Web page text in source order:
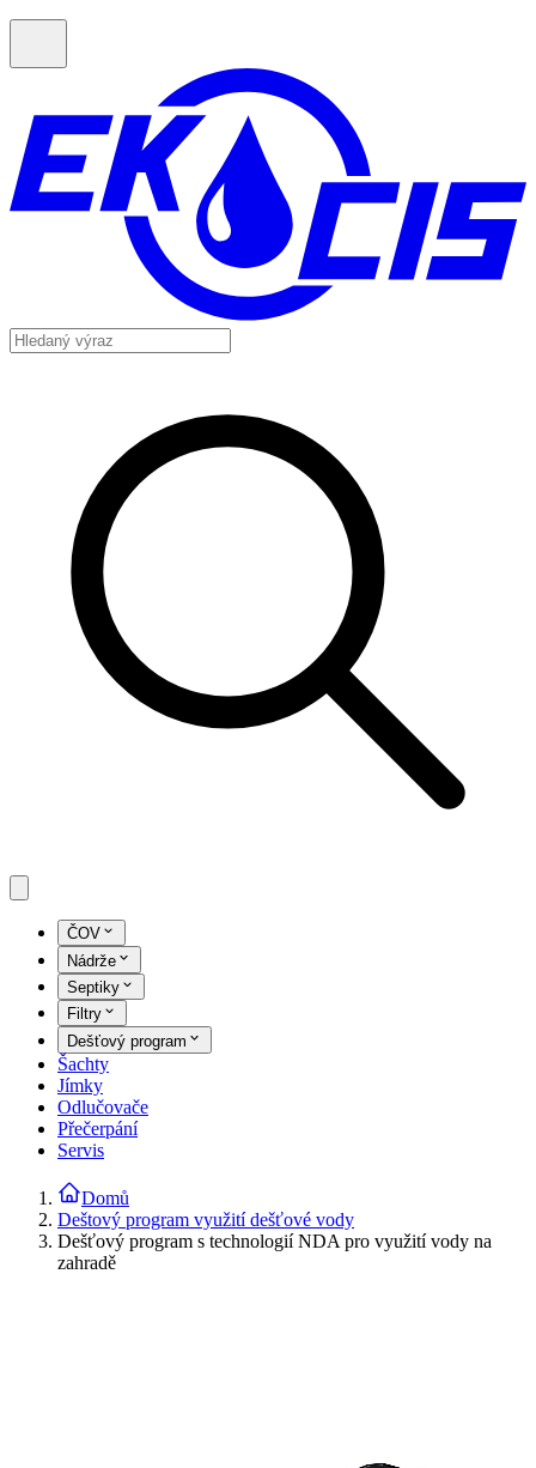
ČOV
Nádrže
Septiky
Filtry
Dešťový program
Šachty
Jímky
Odlučovače
Přečerpání
Servis
Domů
Deštový program využití dešťové vody
Dešťový program s technologií NDA pro využití vody na
zahradě